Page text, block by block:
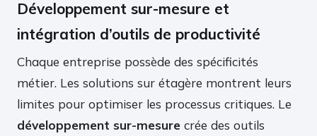
Développement sur-mesure et
intégration d’outils de productivité
Chaque entreprise possède des spécificités
métier. Les solutions sur étagère montrent leurs
limites pour optimiser les processus critiques. Le
développement sur-mesure crée des outils